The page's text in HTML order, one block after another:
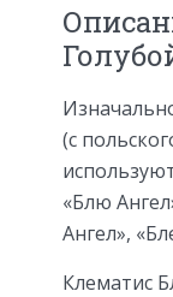
(с
«Блю
Ангел»,
Клематис